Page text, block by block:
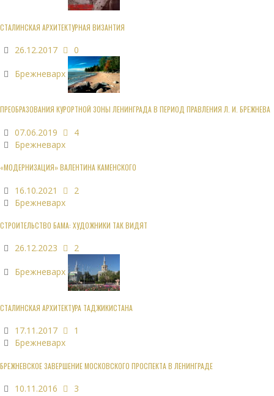
СТАЛИНСКАЯ АРХИТЕКТУРНАЯ ВИЗАНТИЯ
26.12.2017 0
Брежневарх
ПРЕОБРАЗОВАНИЯ КУРОРТНОЙ ЗОНЫ ЛЕНИНГРАДА В ПЕРИОД ПРАВЛЕНИЯ Л. И. БРЕЖНЕВА
07.06.2019
4
Брежневарх
«МОДЕРНИЗАЦИЯ» ВАЛЕНТИНА КАМЕНСКОГО
16.10.2021
2
Брежневарх
СТРОИТЕЛЬСТВО БАМА: ХУДОЖНИКИ ТАК ВИДЯТ
26.12.2023 2
Брежневарх
СТАЛИНСКАЯ АРХИТЕКТУРА ТАДЖИКИСТАНА
17.11.2017
1
Брежневарх
БРЕЖНЕВСКОЕ ЗАВЕРШЕНИЕ МОСКОВСКОГО ПРОСПЕКТА В ЛЕНИНГРАДЕ
10.11.2016
3